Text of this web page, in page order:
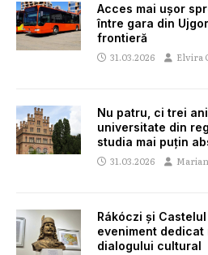
Acces mai ușor
între gara din
frontieră
31.03.2026 Elvira
Nu patru, ci trei
universitate din
studia mai puțin
31.03.2026
Rákóczi și
eveniment
dialogului cultural